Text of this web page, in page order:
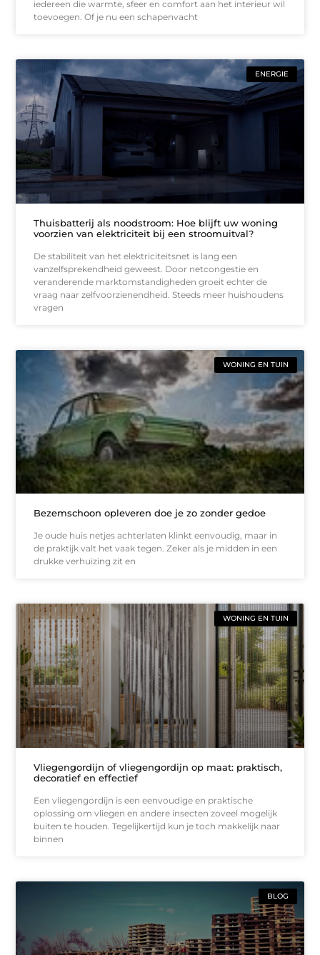
iedereen die warmte, sfeer en comfort aan het interieur wil
toevoegen. Of je nu een schapenvacht
ENERGIE
Thuisbatterij als noodstroom: Hoe blijft uw woning
voorzien van elektriciteit bij een stroomuitval?
De stabiliteit van het elektriciteitsnet is lang een
vanzelfsprekendheid geweest. Door netcongestie en
veranderende marktomstandigheden groeit echter de
vraag naar zelfvoorzienendheid. Steeds meer huishoudens
vragen
WONING EN TUIN
Bezemschoon opleveren doe je zo zonder gedoe
Je oude huis netjes achterlaten klinkt eenvoudig, maar in
de praktijk valt het vaak tegen. Zeker als je midden in een
drukke verhuizing zit en
WONING EN TUIN
Vliegengordijn of vliegengordijn op maat: praktisch,
decoratief en effectief
Een vliegengordijn is een eenvoudige en praktische
oplossing om vliegen en andere insecten zoveel mogelijk
buiten te houden. Tegelijkertijd kun je toch makkelijk naar
binnen
BLOG